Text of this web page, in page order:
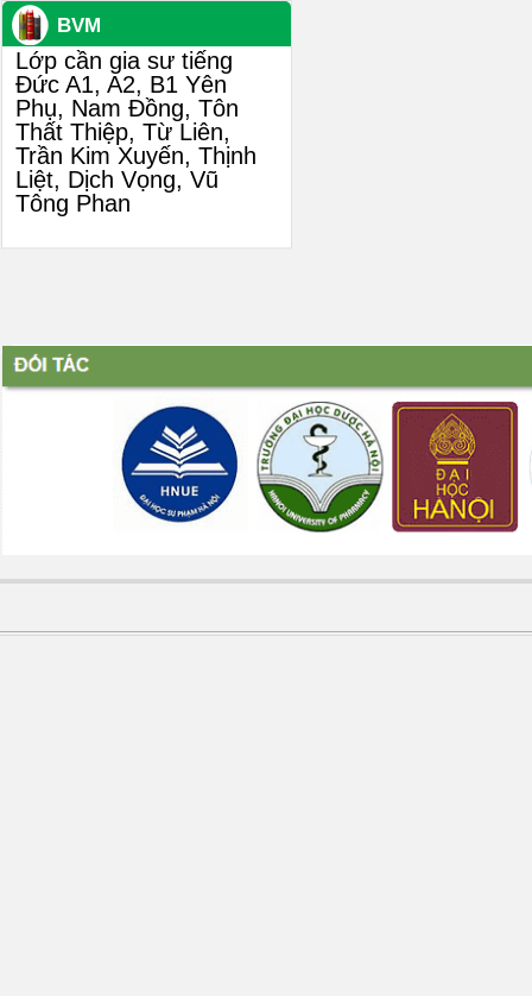
BVM
Lớp cần gia sư tiếng
Đức A1, A2, B1 Yên
Phụ, Nam Đồng, Tôn
Thất Thiệp, Từ Liên,
Trần Kim Xuyến, Thịnh
Liệt, Dịch Vọng, Vũ
Tông Phan